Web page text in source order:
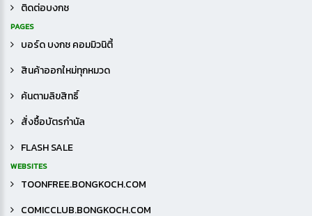
ติดต่อบงกช
PAGES
บอร์ด บงกช คอมมิวนิตี้
สินค้าออกใหม่ทุกหมวด
ค้นตามลิขสิทธิ์
สั่งซื้อบัตรกำนัล
FLASH SALE
WEBSITES
TOONFREE.BONGKOCH.COM
COMICCLUB.BONGKOCH.COM